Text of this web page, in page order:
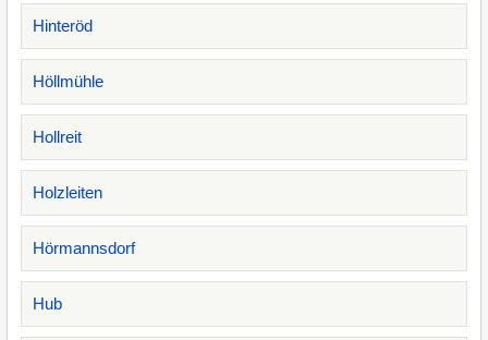
Hinteröd
Höllmühle
Hollreit
Holzleiten
Hörmannsdorf
Hub